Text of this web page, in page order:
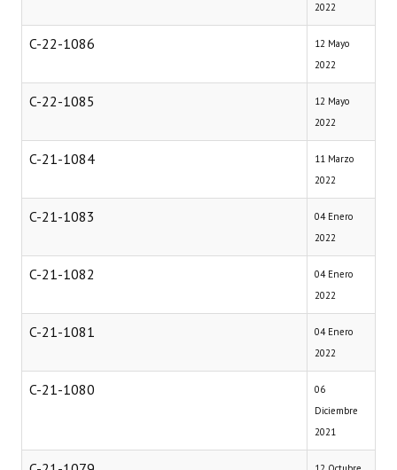
2022
C-22-1086
12 Mayo
2022
C-22-1085
12 Mayo
2022
C-21-1084
11 Marzo
2022
C-21-1083
04 Enero
2022
C-21-1082
04 Enero
2022
C-21-1081
04 Enero
2022
C-21-1080
06
Diciembre
2021